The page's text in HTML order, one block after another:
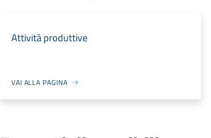
Attività produttive
VAI ALLA PAGINA